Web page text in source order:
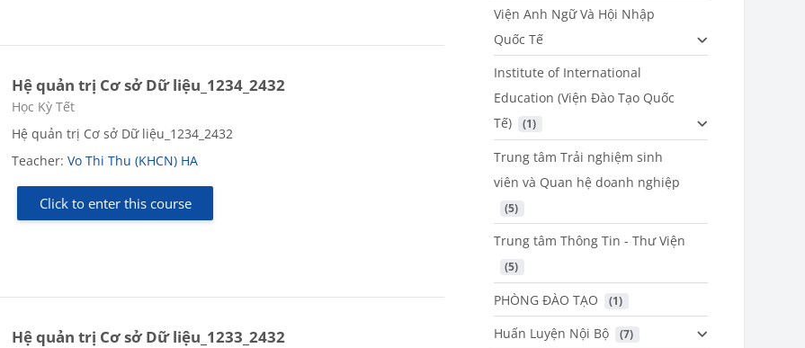
Hệ quản trị Cơ sở Dữ liệu_1234_2432
Course category
Học Kỳ Tết
Hệ quản trị Cơ sở Dữ liệu_1234_2432
Teacher:Vo Thi Thu (KHCN) HA
Click to enter this course
Hệ quản trị Cơ sở Dữ liệu_1233_2432
Viện Anh Ngữ Và Hội Nhập
Quốc Tế
Institute of International
Education (Viện Đào Tạo Quốc
Tế)
(1)
Trung tâm Trải nghiệm sinh
viên và Quan hệ doanh nghiệp
(5)
Trung tâm Thông Tin - Thư Viện
(5)
PHÒNG ĐÀO TẠO (1)
Huấn Luyện Nội Bộ (7)